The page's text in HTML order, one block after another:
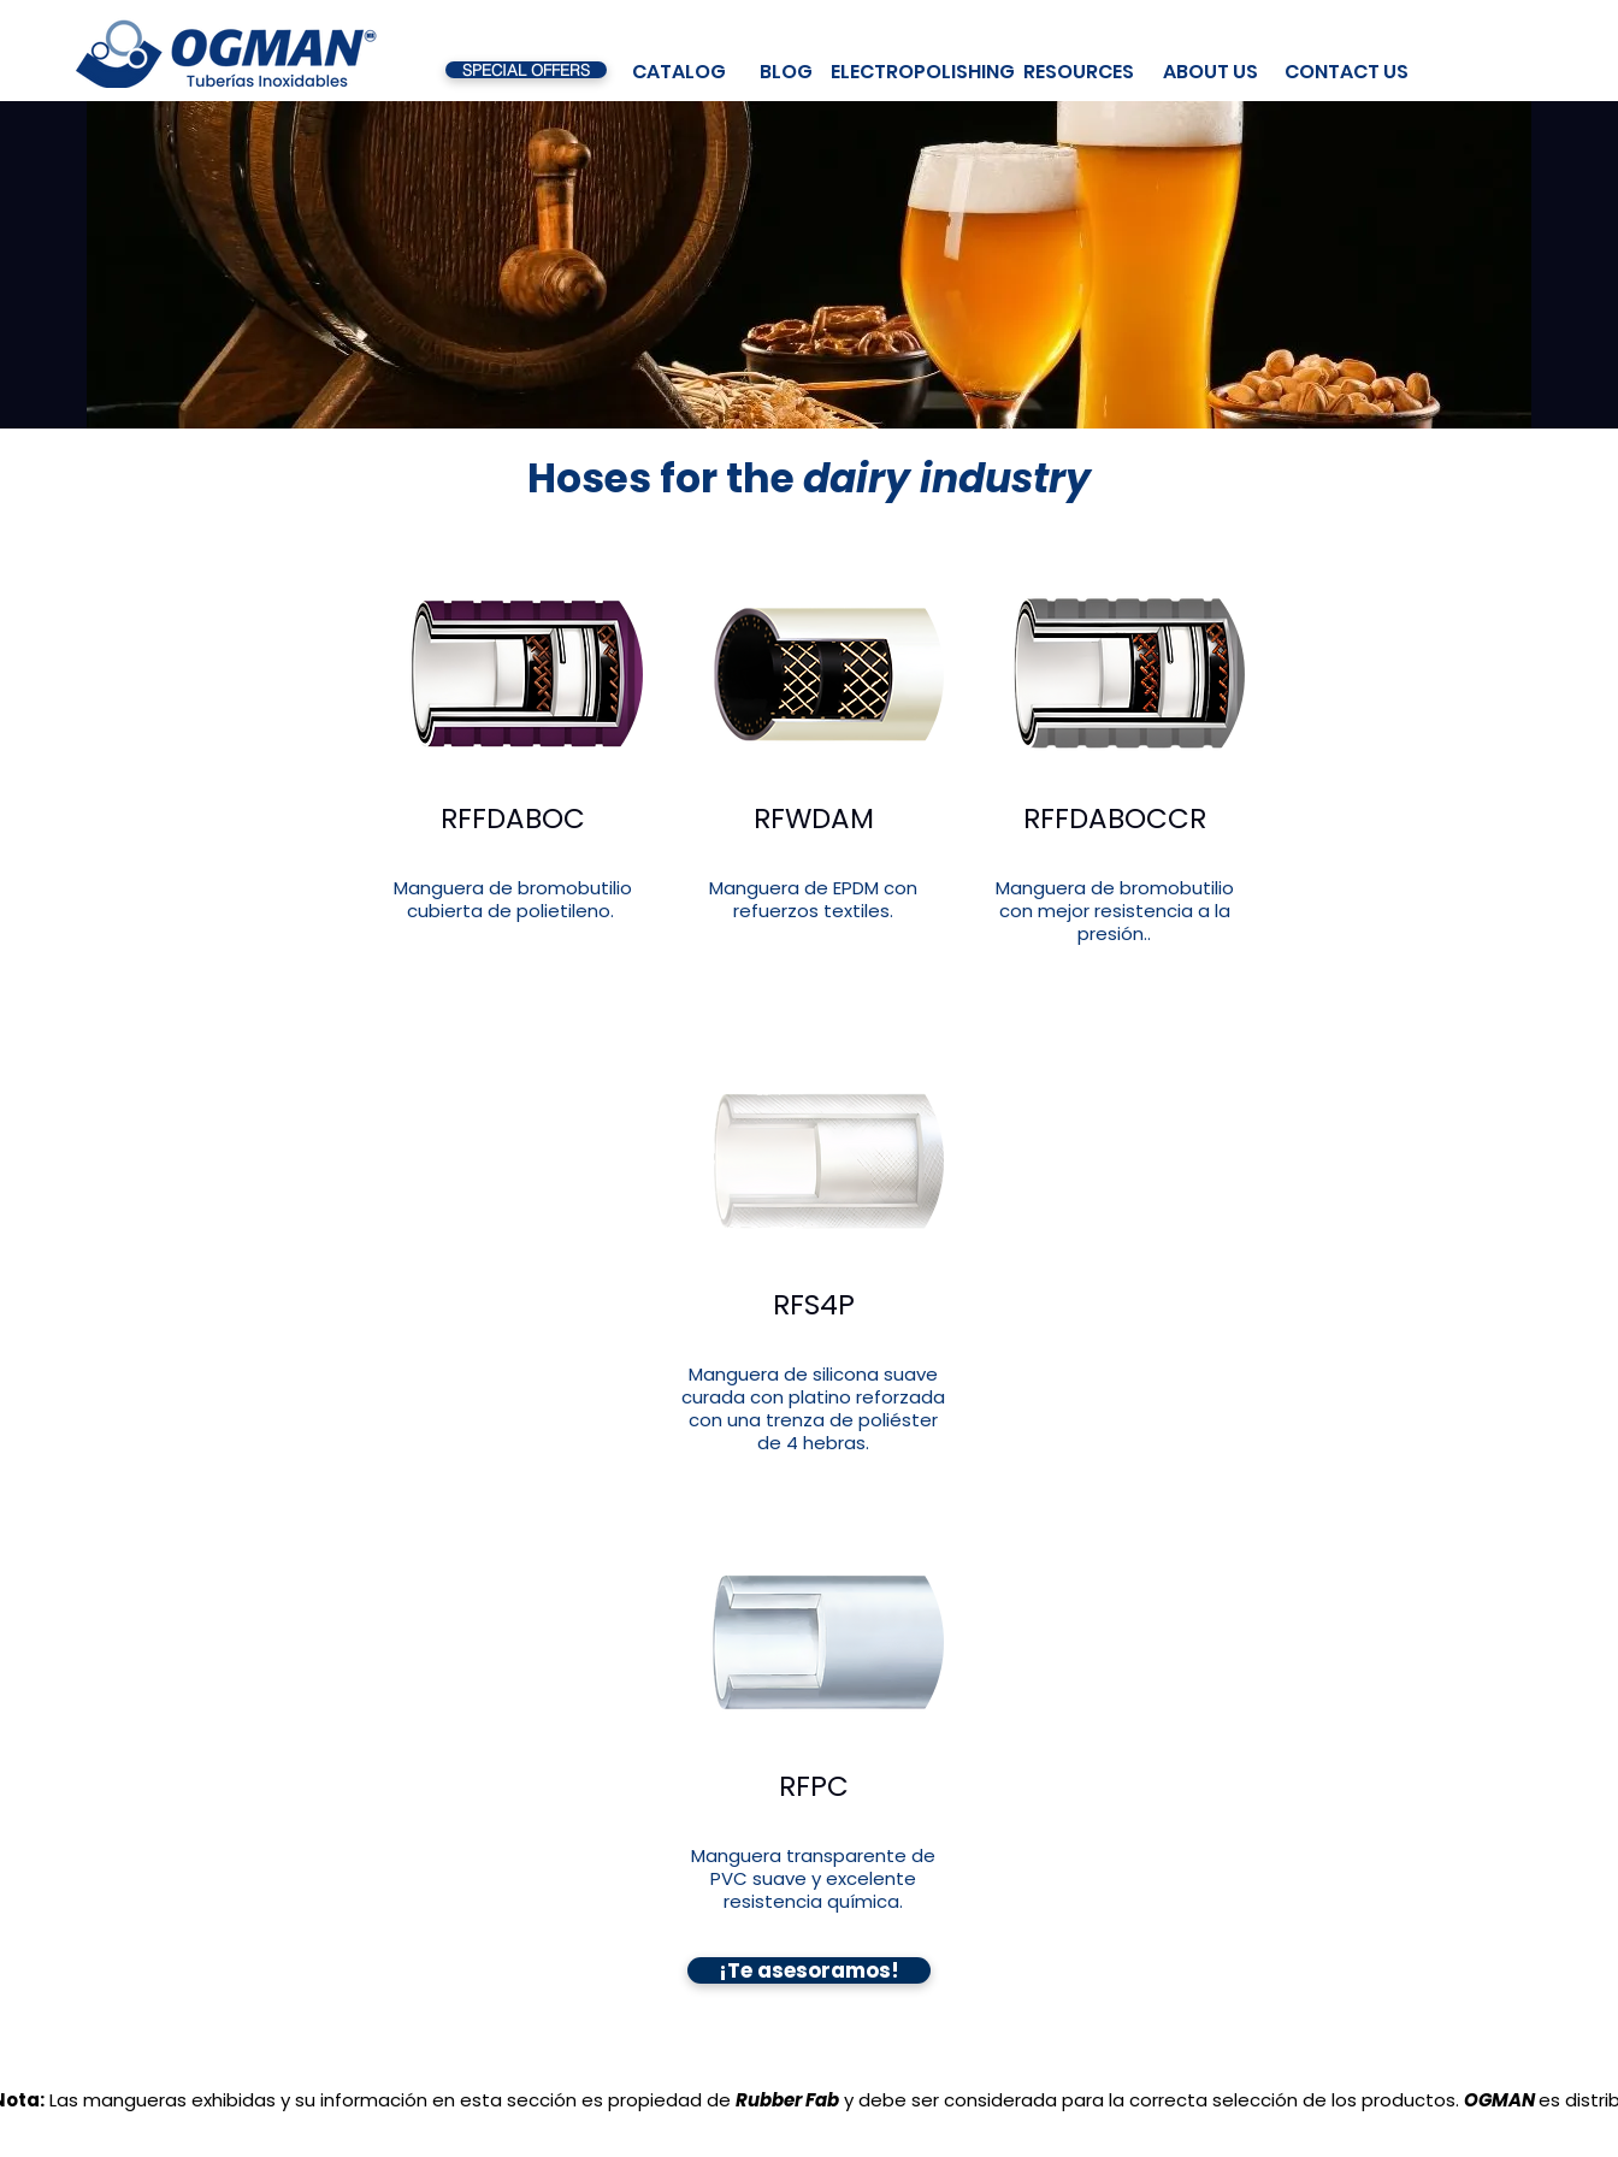
SPECIAL OFFERS CATALOG BLOG ELECTROPOLISHING RESOURCES ABOUT US CONTACT US
Hoses for thedairy industry
RFFDABOC
Manguera de bromobutilio
cubierta de polietileno.
RFWDAM
Manguera de EPDM con
refuerzos textiles.
RFFDABOCCR
Manguera de bromobutilio
con mejor resistencia a la
presión..
RFS4P
Manguera de silicona suave
curada con platino reforzada
con una trenza de poliéster
de 4 hebras.
RFPC
Manguera transparente de
PVC suave y excelente
resistencia química.
¡Te asesoramos!
Las mangueras exhibidas y su información en esta sección es propiedad de Rubber Faby debe ser considerada para la correcta selección de los productos. OGMANes